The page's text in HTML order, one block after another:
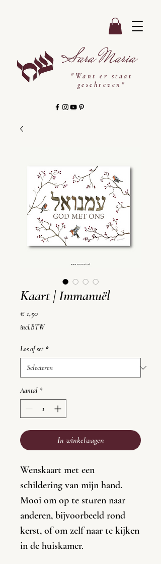
Sara Maria
"Want er staat
geschreven"
Kaart | Immanuël
€ 1,50Prijs
incl.BTW
Los of set *
Aantal *
In winkelwagen
Wenskaart met een
schildering van mijn hand.
Mooi om op te sturen naar
anderen, bijvoorbeeld rond
kerst, of om zelf naar te kijken
in de huiskamer.